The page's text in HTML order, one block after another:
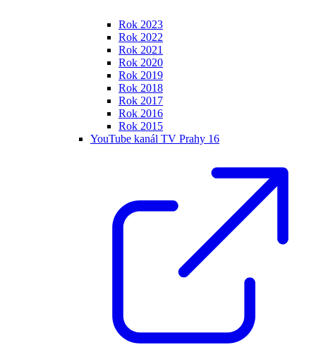
Rok 2023
Rok 2022
Rok 2021
Rok 2020
Rok 2019
Rok 2018
Rok 2017
Rok 2016
Rok 2015
YouTube kanál TV Prahy 16